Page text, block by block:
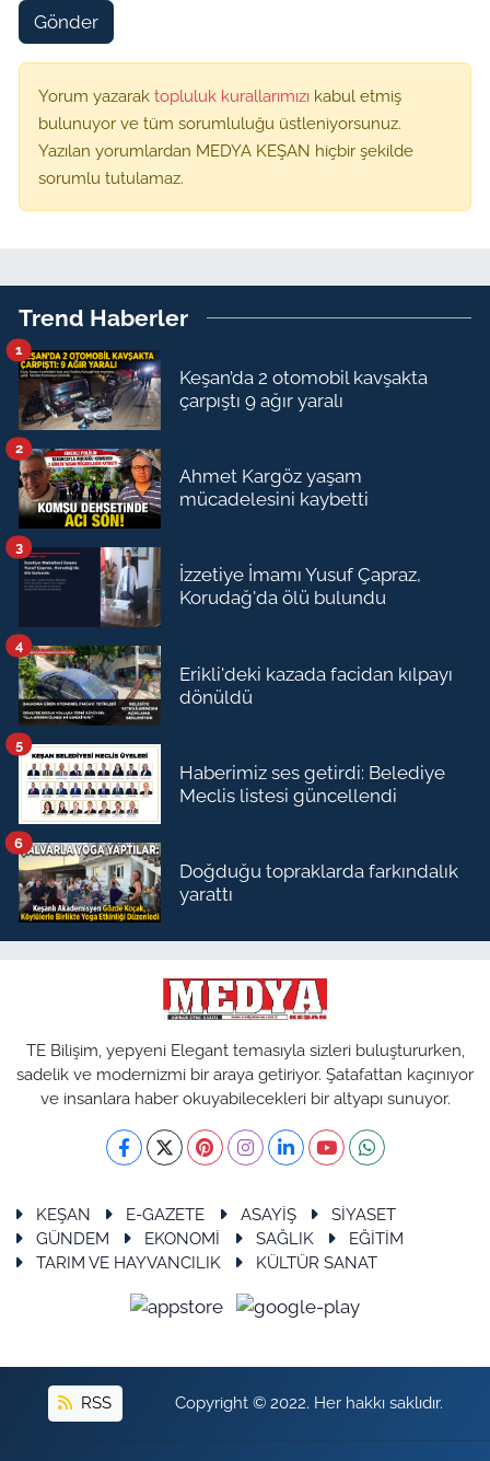
Gönder
Yorum yazarak topluluk kurallarımızı kabul etmiş
bulunuyor ve tüm sorumluluğu üstleniyorsunuz.
Yazılan yorumlardan MEDYA KEŞAN hiçbir şekilde
sorumlu tutulamaz.
Trend Haberler
Keşan’da 2 otomobil kavşakta
çarpıştı 9 ağır yaralı
1
Ahmet Kargöz yaşam
mücadelesini kaybetti
2
İzzetiye İmamı Yusuf Çapraz,
Korudağ'da ölü bulundu
3
Erikli'deki kazada facidan kılpayı
dönüldü
4
Haberimiz ses getirdi: Belediye
Meclis listesi güncellendi
5
Doğduğu topraklarda farkındalık
yarattı
6
TE Bilişim, yepyeni Elegant temasıyla sizleri buluştururken,
sadelik ve modernizmi bir araya getiriyor. Şatafattan kaçınıyor
ve insanlara haber okuyabilecekleri bir altyapı sunuyor.
KEŞAN E-GAZETE ASAYİŞ
SİYASET
GÜNDEM
EKONOMİ SAĞLIK
EĞİTİM
TARIM VE HAYVANCILIK
KÜLTÜR SANAT
RSS Copyright © 2022. Her hakkı saklıdır.